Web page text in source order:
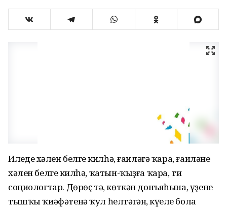
Илеңдең хәлен белгең килһә, ғаилә­гә ҡара, ғаиләнең
хәлен белгең килһә, ҡатын-ҡыҙға ҡара, ти
социологтар. Дө­рөҫ тә, көткән донъяһына, үҙенең
тыш­ҡы ҡиәфәтенә ҡул һелтәгән, күңеле бола